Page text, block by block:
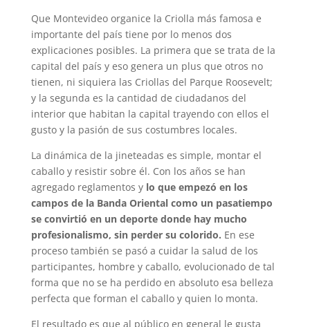
Que Montevideo organice la Criolla más famosa e
importante del país tiene por lo menos dos
explicaciones posibles. La primera que se trata de la
capital del país y eso genera un plus que otros no
tienen, ni siquiera las Criollas del Parque Roosevelt;
y la segunda es la cantidad de ciudadanos del
interior que habitan la capital trayendo con ellos el
gusto y la pasión de sus costumbres locales.
La dinámica de la jineteadas es simple, montar el
caballo y resistir sobre él. Con los años se han
agregado reglamentos y lo que empezó en los
campos de la Banda Oriental como un pasatiempo
se convirtió en un deporte donde hay mucho
profesionalismo, sin perder su colorido. En ese
proceso también se pasó a cuidar la salud de los
participantes, hombre y caballo, evolucionado de tal
forma que no se ha perdido en absoluto esa belleza
perfecta que forman el caballo y quien lo monta.
El resultado es que al público en general le gusta